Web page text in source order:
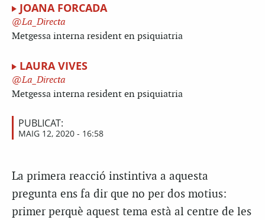
JOANA FORCADA
La_Directa
Metgessa interna resident en psiquiatria
LAURA VIVES
La_Directa
Metgessa interna resident en psiquiatria
PUBLICAT:
MAIG 12, 2020 - 16:58
La primera reacció instintiva a aquesta
pregunta ens fa dir que no per dos motius:
primer perquè aquest tema està al centre de les